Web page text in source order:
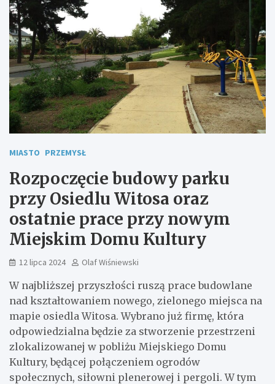
MIASTO PRZEMYSŁ
Rozpoczęcie budowy parku
przy Osiedlu Witosa oraz
ostatnie prace przy nowym
Miejskim Domu Kultury
12 lipca 2024 Olaf Wiśniewski
W najbliższej przyszłości ruszą prace budowlane
nad kształtowaniem nowego, zielonego miejsca na
mapie osiedla Witosa. Wybrano już firmę, która
odpowiedzialna będzie za stworzenie przestrzeni
zlokalizowanej w pobliżu Miejskiego Domu
Kultury, będącej połączeniem ogrodów
społecznych, siłowni plenerowej i pergoli. W tym